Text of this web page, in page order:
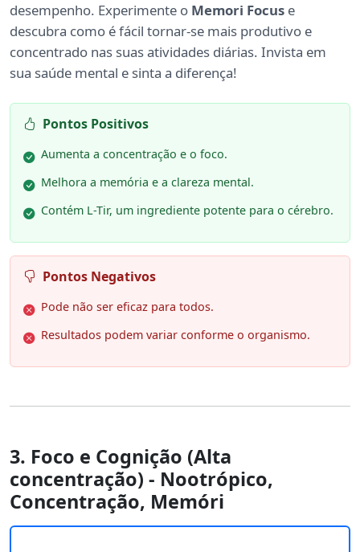
desempenho. Experimente o Memori Focus e
descubra como é fácil tornar-se mais produtivo e
concentrado nas suas atividades diárias. Invista em
sua saúde mental e sinta a diferença!
Pontos Positivos
Aumenta a concentração e o foco.
Melhora a memória e a clareza mental.
Contém L-Tir, um ingrediente potente para o cérebro.
Pontos Negativos
Pode não ser eficaz para todos.
Resultados podem variar conforme o organismo.
3. Foco e Cognição (Alta
concentração) - Nootrópico,
Concentração, Memóri